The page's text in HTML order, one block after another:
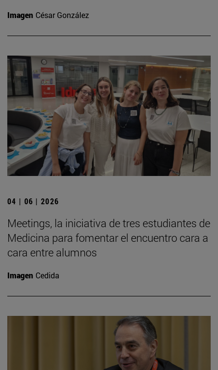
Imagen César González
04 | 06 | 2026
Meetings, la iniciativa de tres estudiantes de
Medicina para fomentar el encuentro cara a
cara entre alumnos
Imagen Cedida